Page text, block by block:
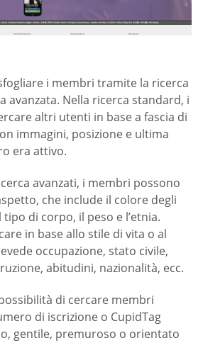
i membri tramite la ricerca
avanzata. Nella ricerca standard, i
altri utenti in base a fascia di
immagini, posizione e ultima
era attivo.
avanzati, i membri possono
che include il colore degli
di corpo, il peso e l’etnia.
in base allo stile di vita o al
occupazione, stato civile,
abitudini, nazionalità, ecc.
di cercare membri
di iscrizione o CupidTag
gentile, premuroso o orientato